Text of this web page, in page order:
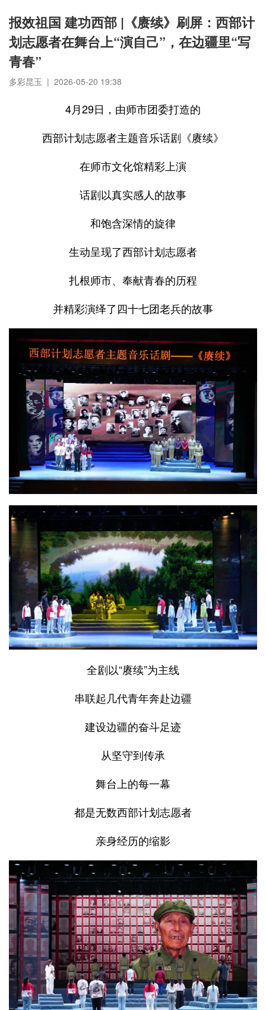
报效祖国 建功西部 |《赓续》刷屏：西部计
划志愿者在舞台上“演自己”，在边疆里“写
青春”
多彩昆玉 | 2026-05-20 19:38
4月29日，由师市团委打造的
西部计划志愿者主题音乐话剧《赓续》
在师市文化馆精彩上演
话剧以真实感人的故事
和饱含深情的旋律
生动呈现了西部计划志愿者
扎根师市、奉献青春的历程
并精彩演绎了四十七团老兵的故事
全剧以“赓续”为主线
串联起几代青年奔赴边疆
建设边疆的奋斗足迹
从坚守到传承
舞台上的每一幕
都是无数西部计划志愿者
亲身经历的缩影